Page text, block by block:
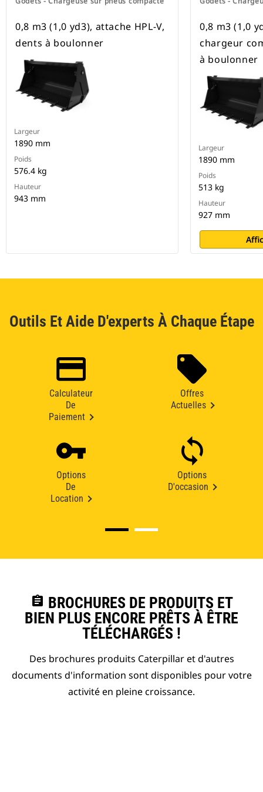
0,8 m3 (1,0 yd3), attache HPL-V,
dents à boulonner
Largeur
1890 mm
Poids
576.4 kg
Hauteur
943 mm
0,8 m3 (1,0
chargeur
à boulonner
Largeur
1890 mm
Poids
513 kg
Hauteur
927 mm
Outils Et Aide D'experts À Chaque Étape
Calculateur
De
Paiement
Offres
Actuelles
Options
De
Location
Options
D'occasion
assignment BROCHURES DE PRODUITS ET
BIEN PLUS ENCORE PRÊTS À ÊTRE
TÉLÉCHARGÉS !
Des brochures produits Caterpillar et d'autres
documents d'information sont disponibles pour votre
activité en pleine croissance.